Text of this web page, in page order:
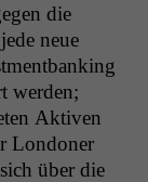
die
neue
wer­den;
Aktiv­en
Lon­don­er
über die